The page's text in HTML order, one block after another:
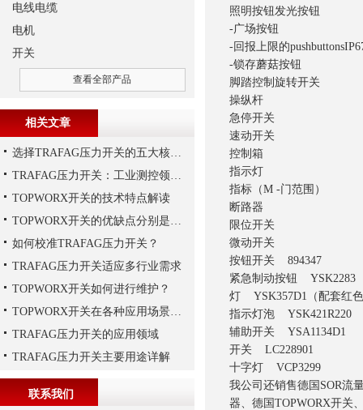
照明按钮发光按钮
-广场按钮
-回报上限的
-锁存蘑菇按钮
脚踏控制旋转开关
操纵杆
急停开关
速动开关
控制箱
指示灯
指标（M -门范围）
断路器
限位开关
微动开关
按钮开关 894347
紧急制动按钮 YSK2283
灯 YSK357D1（配套红
指示灯泡
辅助开关 YSA1134D1
开关 LC228901
十字灯 VCP3299
我公司还销售德国SOR流
器、德国TOPWORX开关
电线电缆
电机
开关
查看全部产品
相关文章
选择TRAFAG压力开关的五大核心理由
TRAFAG压力开关：工业测控领域的精密之选
TOPWORX开关的技术特点解读
TOPWORX开关的优缺点分别是什么？
如何校准TRAFAG压力开关？
TRAFAG压力开关适应多行业需求
TOPWORX开关如何进行维护？
TOPWORX开关在各种应用场景中的功能
TRAFAG压力开关的应用领域
TRAFAG压力开关主要用途详解
联系我们